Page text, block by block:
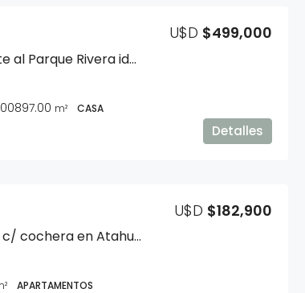
Terreno y 2 casas, frente al Parque Rivera ideal desarrollo
U$D $499,000
m² CASA
Detalles
Apartamento en venta c/ cochera en Atahualpa
U$D $182,900
APARTAMENTOS